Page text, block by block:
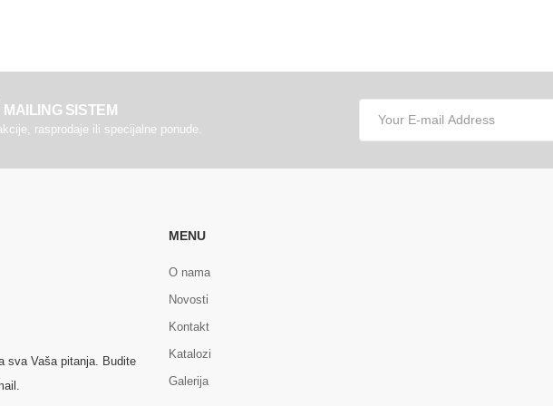
SISTEM
rasprodaje ili specijalne ponude.
sva Vaša pitanja. Budite
MENU
O nama
Novosti
Kontakt
Katalozi
Galerija